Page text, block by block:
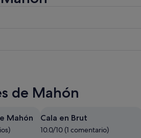
de Mahón
Mahón Cala en Brut
10.0/10 (1 comentario)